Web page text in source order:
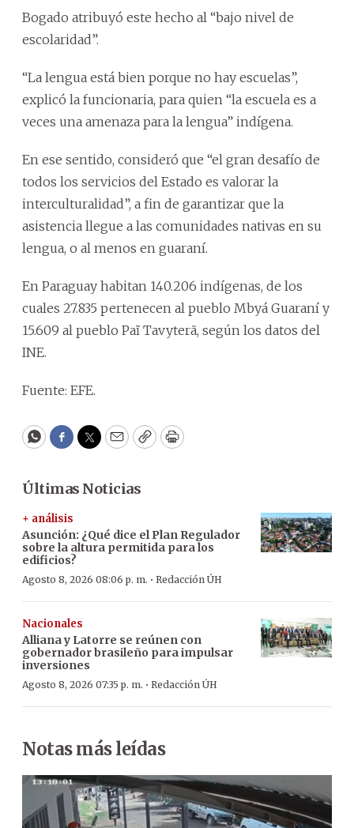
Bogado atribuyó este hecho al “bajo nivel de
escolaridad”.
“La lengua está bien porque no hay escuelas”,
explicó la funcionaria, para quien “la escuela es a
veces una amenaza para la lengua” indígena.
En ese sentido, consideró que “el gran desafío de
todos los servicios del Estado es valorar la
interculturalidad”, a fin de garantizar que la
asistencia llegue a las comunidades nativas en su
lengua, o al menos en guaraní.
En Paraguay habitan 140.206 indígenas, de los
cuales 27.835 pertenecen al pueblo Mbyá Guaraní y
15.609 al pueblo Paĩ Tavyterã, según los datos del
INE.
Fuente: EFE.
WhatsApp
Facebook
Twitter
EmailCopyPrint
Últimas Noticias
+ análisis
Asunción: ¿Qué dice el Plan Regulador
sobre la altura permitida para los
edificios?
Agosto 8, 2026 08:06 p. m. · Redacción ÚH
Nacionales
Alliana y Latorre se reúnen con
gobernador brasileño para impulsar
inversiones
Agosto 8, 2026 07:35 p. m. · Redacción ÚH
Notas más leídas